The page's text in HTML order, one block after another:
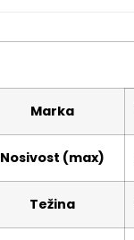
Marka
Nosivost (max)
Težina